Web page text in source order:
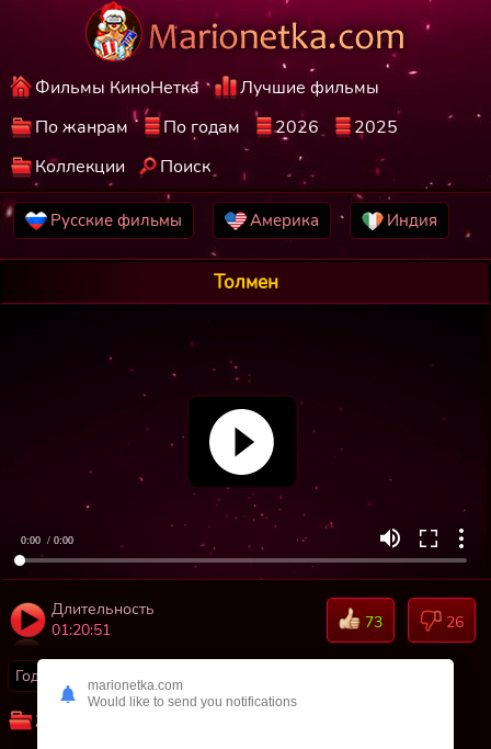
Фильмы КиноНетка
Лучшие фильмы
По жанрам
По годам 2026
2025
Коллекции
Поиск
Русские фильмы Америка Индия
Толмен
0:00 / 0:00
Длительность
01:20:51
73 26
Год: Страны:
Жанр:
marionetka.com
Would like to send you notifications